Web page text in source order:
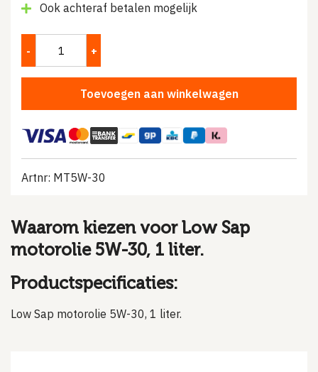
Ook achteraf betalen mogelijk
Toevoegen aan winkelwagen
Artnr: MT5W-30
Waarom kiezen voor Low Sap
motorolie 5W-30, 1 liter.
Productspecificaties:
Low Sap motorolie 5W-30, 1 liter.